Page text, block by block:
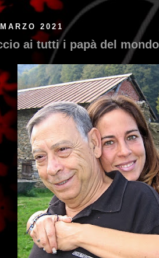
2021
ai tutti i papà del